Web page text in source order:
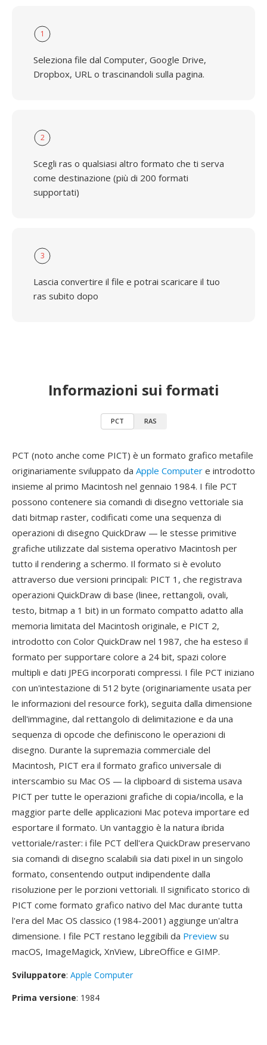
1
Seleziona file dal Computer, Google Drive,
Dropbox, URL o trascinandoli sulla pagina.
2
Scegli ras o qualsiasi altro formato che ti serva
come destinazione (più di 200 formati
supportati)
3
Lascia convertire il file e potrai scaricare il tuo
ras subito dopo
Informazioni sui formati
PCT RAS
PCT (noto anche come PICT) è un formato grafico metafile
originariamente sviluppato da Apple Computer e introdotto
insieme al primo Macintosh nel gennaio 1984. I file PCT
possono contenere sia comandi di disegno vettoriale sia
dati bitmap raster, codificati come una sequenza di
operazioni di disegno QuickDraw — le stesse primitive
grafiche utilizzate dal sistema operativo Macintosh per
tutto il rendering a schermo. Il formato si è evoluto
attraverso due versioni principali: PICT 1, che registrava
operazioni QuickDraw di base (linee, rettangoli, ovali,
testo, bitmap a 1 bit) in un formato compatto adatto alla
memoria limitata del Macintosh originale, e PICT 2,
introdotto con Color QuickDraw nel 1987, che ha esteso il
formato per supportare colore a 24 bit, spazi colore
multipli e dati JPEG incorporati compressi. I file PCT iniziano
con un'intestazione di 512 byte (originariamente usata per
le informazioni del resource fork), seguita dalla dimensione
dell'immagine, dal rettangolo di delimitazione e da una
sequenza di opcode che definiscono le operazioni di
disegno. Durante la supremazia commerciale del
Macintosh, PICT era il formato grafico universale di
interscambio su Mac OS — la clipboard di sistema usava
PICT per tutte le operazioni grafiche di copia/incolla, e la
maggior parte delle applicazioni Mac poteva importare ed
esportare il formato. Un vantaggio è la natura ibrida
vettoriale/raster: i file PCT dell'era QuickDraw preservano
sia comandi di disegno scalabili sia dati pixel in un singolo
formato, consentendo output indipendente dalla
risoluzione per le porzioni vettoriali. Il significato storico di
PICT come formato grafico nativo del Mac durante tutta
l'era del Mac OS classico (1984-2001) aggiunge un'altra
dimensione. I file PCT restano leggibili da Preview su
macOS, ImageMagick, XnView, LibreOffice e GIMP.
Sviluppatore: Apple Computer
Prima versione: 1984